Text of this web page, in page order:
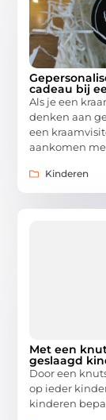
cadeau bij
Als je een
denken aan
een
aankomen
Kinderen
Met een
geslaagd
Door een
op ieder
kinderen